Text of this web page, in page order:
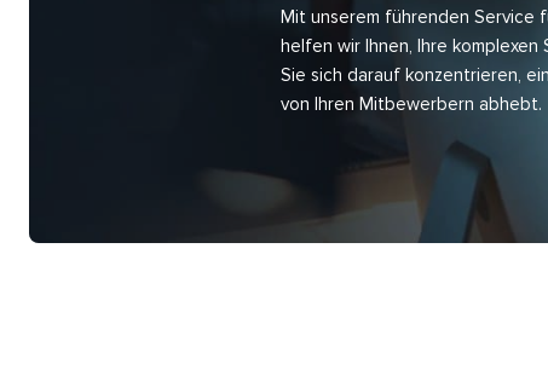
Mit unserem führenden Service
helfen wir Ihnen, Ihre
Sie sich darauf konzentrieren,
von Ihren Mitbewerbern abhebt.